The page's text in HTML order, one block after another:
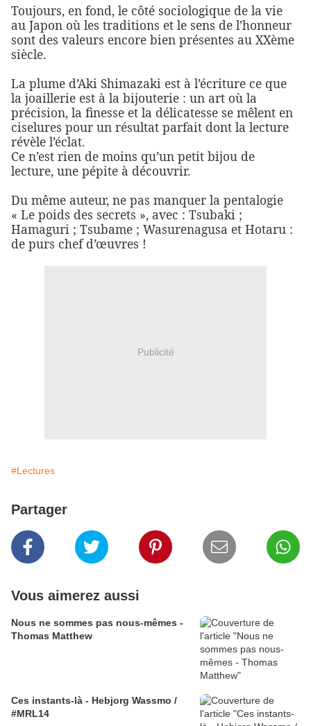
Toujours, en fond, le côté sociologique de la vie
au Japon où les traditions et le sens de l’honneur
sont des valeurs encore bien présentes au XXème
siècle.
La plume d’Aki Shimazaki est à l’écriture ce que
la joaillerie est à la bijouterie : un art où la
précision, la finesse et la délicatesse se mêlent en
ciselures pour un résultat parfait dont la lecture
révèle l’éclat.
Ce n’est rien de moins qu’un petit bijou de
lecture, une pépite à découvrir.
Du même auteur, ne pas manquer la pentalogie
« Le poids des secrets », avec : Tsubaki ;
Hamaguri ; Tsubame ; Wasurenagusa et Hotaru :
de purs chef d’œuvres !
Publicité
#Lectures
Partager
Vous aimerez aussi
Nous ne sommes pas nous-mêmes -
Thomas Matthew
Ces instants-là - Hebjorg Wassmo /
#MRL14